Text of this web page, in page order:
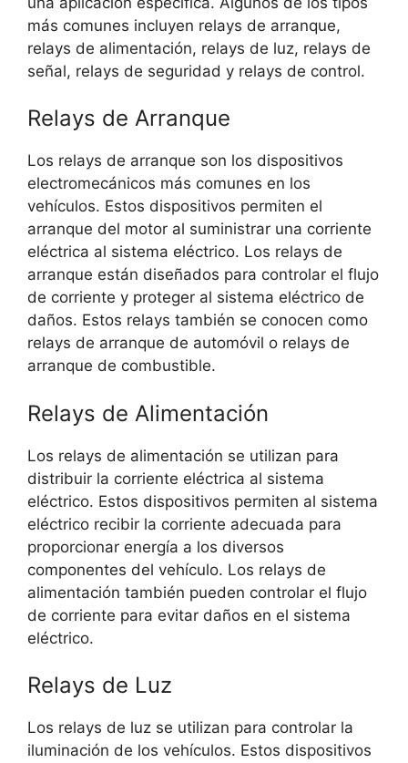
más comunes incluyen relays de arranque,
relays de alimentación, relays de luz, relays de
señal, relays de seguridad y relays de control.
Relays de Arranque
Los relays de arranque son los dispositivos
electromecánicos más comunes en los
vehículos. Estos dispositivos permiten el
arranque del motor al suministrar una corriente
eléctrica al sistema eléctrico. Los relays de
arranque están diseñados para controlar el flujo
de corriente y proteger al sistema eléctrico de
daños. Estos relays también se conocen como
relays de arranque de automóvil o relays de
arranque de combustible.
Relays de Alimentación
Los relays de alimentación se utilizan para
distribuir la corriente eléctrica al sistema
eléctrico. Estos dispositivos permiten al sistema
eléctrico recibir la corriente adecuada para
proporcionar energía a los diversos
componentes del vehículo. Los relays de
alimentación también pueden controlar el flujo
de corriente para evitar daños en el sistema
eléctrico.
Relays de Luz
Los relays de luz se utilizan para controlar la
iluminación de los vehículos. Estos dispositivos